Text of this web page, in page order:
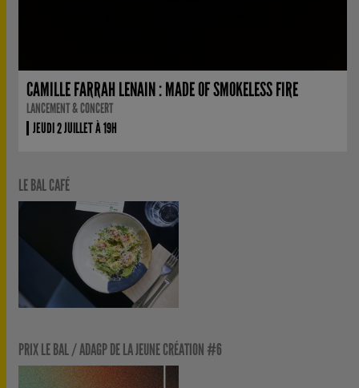
CAMILLE FARRAH LENAIN : MADE OF SMOKELESS FIRE
LANCEMENT & CONCERT
JEUDI 2 JUILLET À 19H
LE BAL CAFÉ
PRIX LE BAL / ADAGP DE LA JEUNE CRÉATION #6